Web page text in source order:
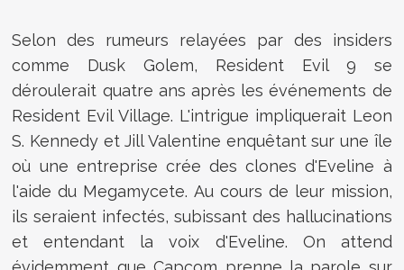
Selon des rumeurs relayées par des insiders
comme Dusk Golem, Resident Evil 9 se
déroulerait quatre ans après les événements de
Resident Evil Village. L'intrigue impliquerait Leon
S. Kennedy et Jill Valentine enquêtant sur une île
où une entreprise crée des clones d'Eveline à
l'aide du Megamycete. Au cours de leur mission,
ils seraient infectés, subissant des hallucinations
et entendant la voix d'Eveline. On attend